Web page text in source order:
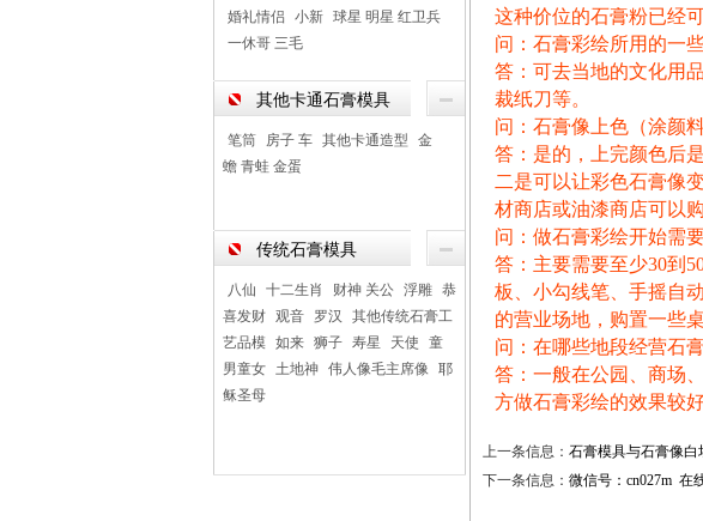
婚礼情侣
小新
球星 明星 红卫兵
一休哥 三毛
其他卡通石膏模具
笔筒 房子 车 其他卡通造型
金
蟾 青蛙 金蛋
传统石膏模具
八仙 十二生肖 财神 关公 浮雕
恭
喜发财
观音 罗汉
其他传统石膏工
艺品模
如来 狮子 寿星 天使
童
男童女
土地神 伟人像毛主席像
耶
稣圣母
这种价位的石膏粉已经
问：石膏彩绘所用的一
答：可去当地的文化用
裁纸刀等。
问：石膏像上色（涂颜
答：是的，上完颜色后
二是可以让彩色石膏像
材商店或油漆商店可以购
问：做石膏彩绘开始需
答：主要需要至少30到
板、小勾线笔、手摇自
的营业场地，购置一些
问：在哪些地段经营石
答：一般在公园、商场
方做石膏彩绘的效果较
上一条信息： 石膏模具与石膏像白
下一条信息： 微信号：cn027m 在